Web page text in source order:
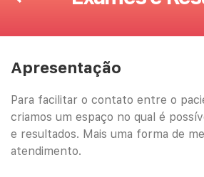
Apresentação
Para facilitar o contato entre o
criamos um espaço no qual é
e resultados. Mais uma forma de
atendimento.